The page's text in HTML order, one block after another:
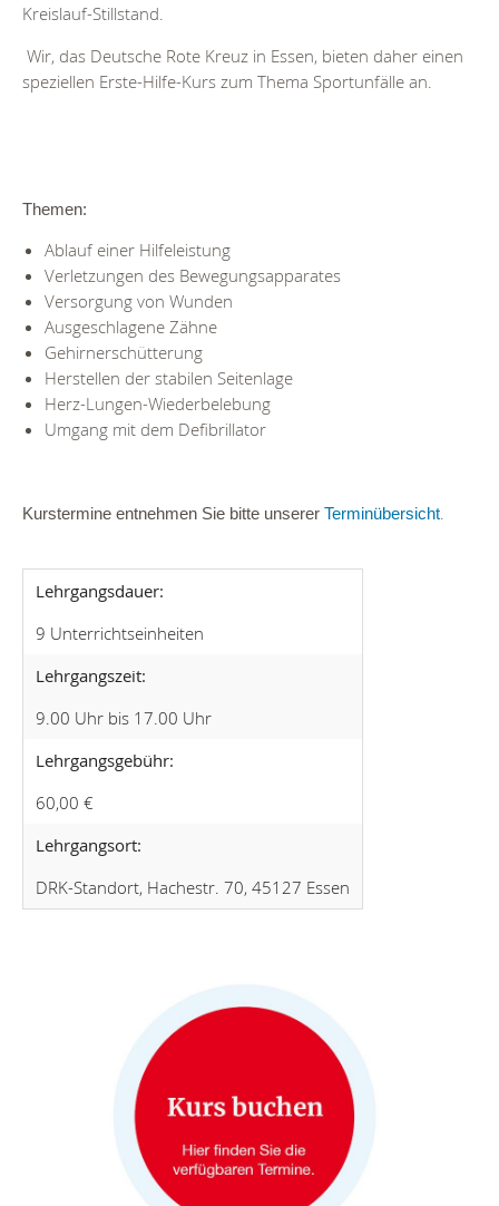
Kreislauf-Stillstand.
Wir, das Deutsche Rote Kreuz in Essen, bieten daher einen
speziellen Erste-Hilfe-Kurs zum Thema Sportunfälle an.
Themen:
Ablauf einer Hilfeleistung
Verletzungen des Bewegungsapparates
Versorgung von Wunden
Ausgeschlagene Zähne
Gehirnerschütterung
Herstellen der stabilen Seitenlage
Herz-Lungen-Wiederbelebung
Umgang mit dem Defibrillator
Kurstermine entnehmen Sie bitte unserer Terminübersicht.
Lehrgangsdauer:
9 Unterrichtseinheiten
Lehrgangszeit:
9.00 Uhr bis 17.00 Uhr
Lehrgangsgebühr:
60,00 €
Lehrgangsort:
DRK-Standort, Hachestr. 70, 45127 Essen